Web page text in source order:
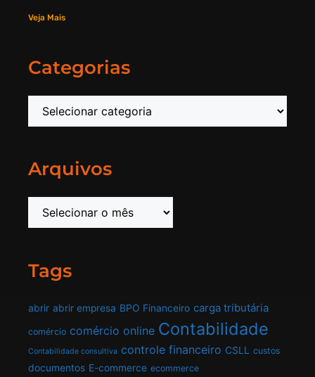
Veja Mais
Categorias
Arquivos
Tags
abrir abrir empresa BPO Financeiro carga tributária
comércio comércio online Contabilidade
Contabilidade consultiva controle financeiro CSLL custos
documentos E-commerce ecommerce